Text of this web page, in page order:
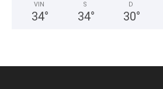
VIN
34°
S
34°
D
30°